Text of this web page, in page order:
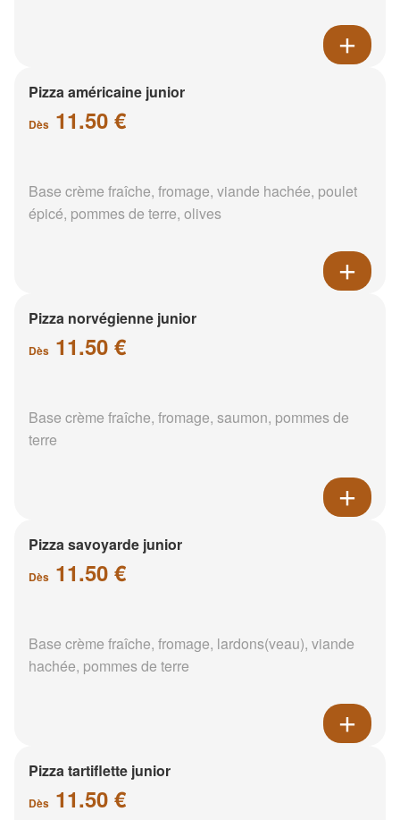
Pizza américaine junior
Dès 11.50 €
Base crème fraîche, fromage, viande hachée, poulet
épicé, pommes de terre, olives
Pizza norvégienne junior
Dès 11.50 €
Base crème fraîche, fromage, saumon, pommes de
terre
Pizza savoyarde junior
Dès 11.50 €
Base crème fraîche, fromage, lardons(veau), viande
hachée, pommes de terre
Pizza tartiflette junior
Dès 11.50 €